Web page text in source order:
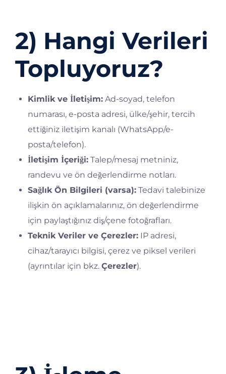
2) Hangi Verileri
Topluyoruz?
Kimlik ve İletişim:Ad-soyad, telefon
numarası, e-posta adresi, ülke/şehir, tercih
ettiğiniz iletişim kanalı (WhatsApp/e-
posta/telefon).
İletişim İçeriği:Talep/mesaj metniniz,
randevu ve ön değerlendirme notları.
Sağlık Ön Bilgileri (varsa):Tedavi talebinize
ilişkin ön açıklamalarınız, ön değerlendirme
için paylaştığınız diş/çene fotoğrafları.
Teknik Veriler ve Çerezler:IP adresi,
cihaz/tarayıcı bilgisi, çerez ve piksel verileri
(ayrıntılar için bkz. Çerezler).